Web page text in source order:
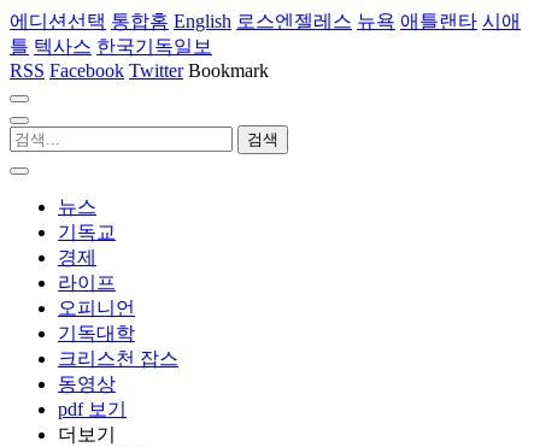
에디션선택 통합홈 English 로스엔젤레스 뉴욕 애틀랜타 시애
틀 텍사스 한국기독일보
RSS Facebook Twitter Bookmark
뉴스
기독교
경제
라이프
오피니언
기독대학
크리스천 잡스
동영상
pdf 보기
더보기